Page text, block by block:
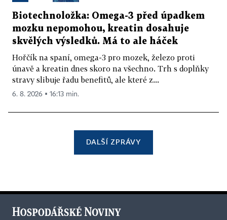
Biotechnoložka: Omega-3 před úpadkem
mozku nepomohou, kreatin dosahuje
skvělých výsledků. Má to ale háček
Hořčík na spaní, omega-3 pro mozek, železo proti
únavě a kreatin dnes skoro na všechno. Trh s doplňky
stravy slibuje řadu benefitů, ale které z...
6. 8. 2026 ▪ 16:13 min.
DALŠÍ ZPRÁVY